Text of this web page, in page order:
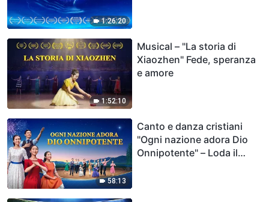
1:26:20
1:52:10
Musical – "La storia di
Xiaozhen" Fede, speranza
e amore
58:13
Canto e danza cristiani
"Ogni nazione adora Dio
Onnipotente" – Loda il